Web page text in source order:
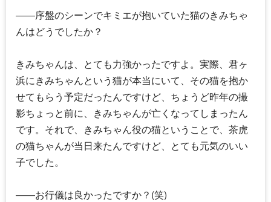
――序盤のシーンでキミエが抱いていた猫のきみちゃ
んはどうでしたか？
きみちゃんは、とても力強かったですよ。実際、君ヶ
浜にきみちゃんという猫が本当にいて、その猫を抱か
せてもらう予定だったんですけど、ちょうど昨年の撮
影ちょっと前に、きみちゃんが亡くなってしまったん
です。それで、きみちゃん役の猫ということで、茶虎
の猫ちゃんが当日来たんですけど、とても元気のいい
子でした。
――お行儀は良かったですか？(笑)